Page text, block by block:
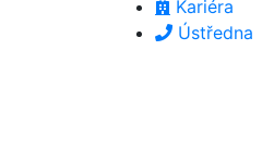
Kariéra
Ústředna